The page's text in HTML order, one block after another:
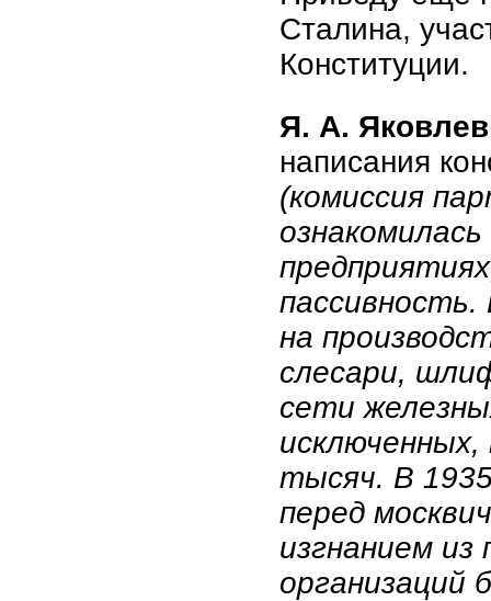
Сталина,
Конституции.
Я. А. Яковлев
написания
(комиссия
на
слесари,
сети
тысяч. В
перед
изгнанием
организаций